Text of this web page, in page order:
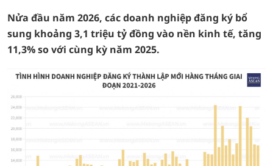
Nửa đầu năm 2026, các doanh nghiệp đăng ký bổ
sung khoảng 3,1 triệu tỷ đồng vào nền kinh tế, tăng
11,3% so với cùng kỳ năm 2025.